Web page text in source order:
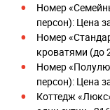
Номер
персон): Цена
Номер
кроватями (до
Номер
персон): Цена
Коттедж